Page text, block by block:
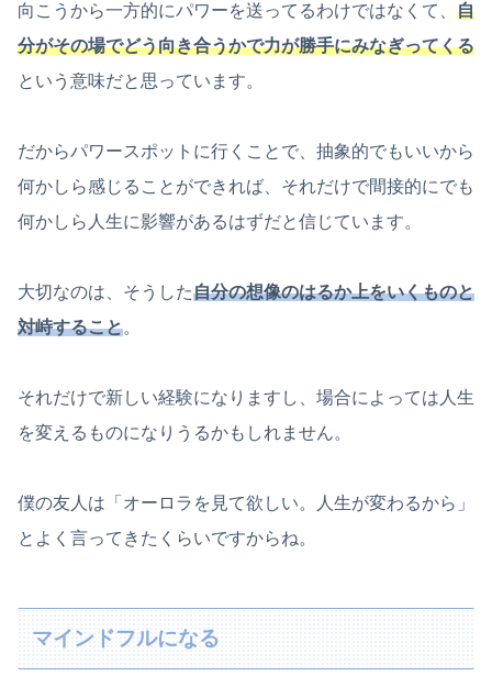
向こうから一方的にパワーを送ってるわけではなくて、 自
分がその場でどう向き合うかで力が勝手にみなぎってくる
という意味だと思っています。
だからパワースポットに行くことで、抽象的でもいいから
何かしら感じることができれば、それだけで間接的にでも
何かしら人生に影響があるはずだと信じています。
大切なのは、そうした自分の想像のはるか上をいくものと
対峙すること。
それだけで新しい経験になりますし、場合によっては人生
を変えるものになりうるかもしれません。
僕の友人は「オーロラを見て欲しい。人生が変わるから」
とよく言ってきたくらいですからね。
マインドフルになる